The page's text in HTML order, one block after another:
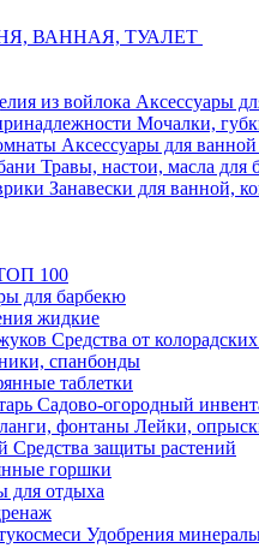
ВАННАЯ, ТУАЛЕТ
Аксессуары
Мочалки,
Аксессуары для
Травы, настои, масла для
Занавески для ванной,
100
для барбекю
жидкие
Средства от
спанбонды
таблетки
Садово-огородный
Лейки,
Средства защиты растений
горшки
для отдыха
Удобрения